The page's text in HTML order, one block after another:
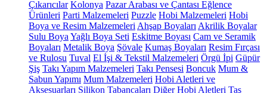
Çıkarıcılar Kolonya Pazar Arabası ve Çantası Eğlence
Ürünleri Parti Malzemeleri Puzzle Hobi Malzemeleri Hobi
Boya ve Resim Malzemeleri Ahşap Boyaları Akrilik Boyalar
Sulu Boya Yağlı Boya Seti Eskitme Boyası Cam ve Seramik
Boyaları Metalik Boya Şövale Kumaş Boyaları Resim Fırçası
ve Rulosu Tuval El İşi & Tekstil Malzemeleri Örgü İpi Güpür
Şiş Takı Yapım Malzemeleri Takı Pensesi Boncuk Mum &
Sabun Yapımı Mum Malzemeleri Hobi Aletleri ve
Aksesuarları Silikon Tabancaları Diğer Hobi Aletleri Taş